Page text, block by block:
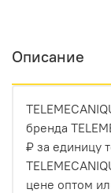
Описание
бренда
₽ за единицу
цене оптом